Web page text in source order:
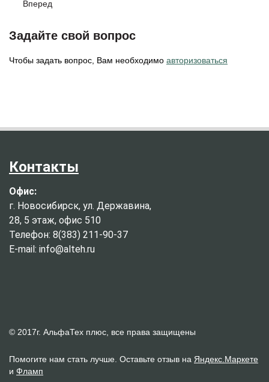
Вперед
Задайте свой вопрос
Чтобы задать вопрос, Вам необходимо авторизоваться
Контакты
Офис:
г. Новосибирск, ул. Державина,
28, 5 этаж, офис 510
Телефон: 8(383) 211-90-37
E-mail: info@alteh.ru
© 2017г. АльфаТех плюс, все права защищены
Помогите нам стать лучше. Оставьте отзыв на Яндекс.Маркете
и Фламп